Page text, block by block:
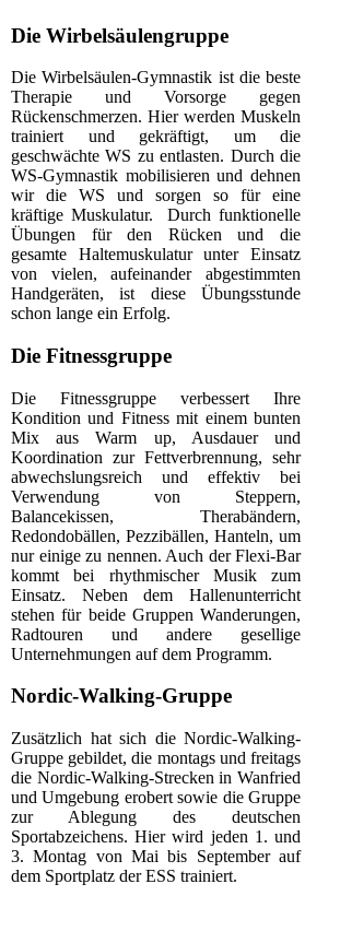
Die Wirbelsäulengruppe
Die Wirbelsäulen-Gymnastik ist die beste
Therapie und Vorsorge gegen
Rückenschmerzen. Hier werden Muskeln
trainiert und gekräftigt, um die
geschwächte WS zu entlasten. Durch die
WS-Gymnastik mobilisieren und dehnen
wir die WS und sorgen so für eine
kräftige Muskulatur. Durch funktionelle
Übungen für den Rücken und die
gesamte Haltemuskulatur unter Einsatz
von vielen, aufeinander abgestimmten
Handgeräten, ist diese Übungsstunde
schon lange ein Erfolg.
Die Fitnessgruppe
Die Fitnessgruppe verbessert Ihre
Kondition und Fitness mit einem bunten
Mix aus Warm up, Ausdauer und
Koordination zur Fettverbrennung, sehr
abwechslungsreich und effektiv bei
Verwendung von Steppern,
Balancekissen, Therabändern,
Redondobällen, Pezzibällen, Hanteln, um
nur einige zu nennen. Auch der Flexi-Bar
kommt bei rhythmischer Musik zum
Einsatz. Neben dem Hallenunterricht
stehen für beide Gruppen Wanderungen,
Radtouren und andere gesellige
Unternehmungen auf dem Programm.
Nordic-Walking-Gruppe
Zusätzlich hat sich die Nordic-Walking-
Gruppe gebildet, die montags und freitags
die Nordic-Walking-Strecken in Wanfried
und Umgebung erobert sowie die Gruppe
zur Ablegung des deutschen
Sportabzeichens. Hier wird jeden 1. und
3. Montag von Mai bis September auf
dem Sportplatz der ESS trainiert.